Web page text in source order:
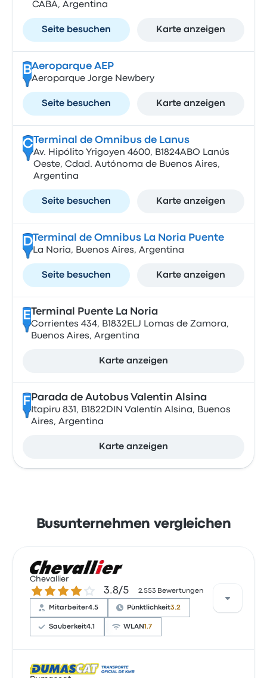
CABA, Argentina
Seite besuchen Karte anzeigen
BAeroparque AEP
Aeroparque Jorge Newbery
Seite besuchen Karte anzeigen
CTerminal de Omnibus de Lanus
Av. Hipólito Yrigoyen 4600, B1824ABO Lanús
Oeste, Cdad. Autónoma de Buenos Aires,
Argentina
Seite besuchen Karte anzeigen
DTerminal de Omnibus La Noria Puente
La Noria, Buenos Aires, Argentina
Seite besuchen Karte anzeigen
E Terminal Puente La Noria
Corrientes 434, B1832ELJ Lomas de Zamora,
Buenos Aires, Argentina
Karte anzeigen
F Parada de Autobus Valentin Alsina
Itapiru 831, B1822DIN Valentín Alsina, Buenos
Aires, Argentina
Karte anzeigen
Busunternehmen vergleichen
Chevallier
3.8 von 5 Sternen3.8/5 2.553 Bewertungen
Mitarbeiter4.5 Pünktlichkeit3.2
Sauberkeit4.1 WLAN1.7
Basierend auf 2553 Bewertungen wurde das